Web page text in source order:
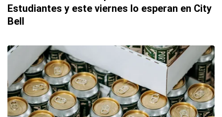
Estudiantes y este viernes lo esperan en City
Bell